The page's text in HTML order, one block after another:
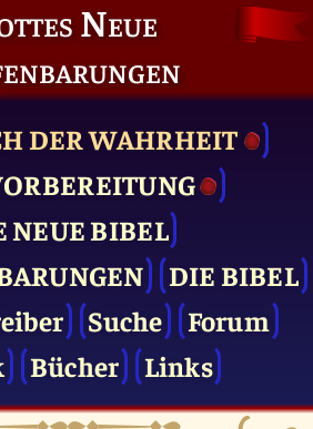
Neue
DER WAHRHEIT
NEUE BIBEL
DIE BIBEL
Suche
Forum
Bücher Links